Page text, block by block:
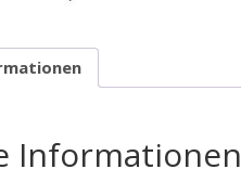
Informationen